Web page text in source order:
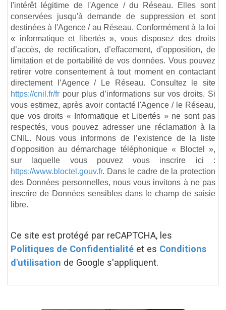
l'intérêt légitime de l'Agence / du Réseau. Elles sont
conservées jusqu'à demande de suppression et sont
destinées à l'Agence / au Réseau. Conformément à la loi
« informatique et libertés », vous disposez des droits
d’accès, de rectification, d’effacement, d’opposition, de
limitation et de portabilité de vos données. Vous pouvez
retirer votre consentement à tout moment en contactant
directement l’Agence / Le Réseau. Consultez le site
https://cnil.fr/fr pour plus d’informations sur vos droits. Si
vous estimez, après avoir contacté l'Agence / le Réseau,
que vos droits « Informatique et Libertés » ne sont pas
respectés, vous pouvez adresser une réclamation à la
CNIL. Nous vous informons de l’existence de la liste
d'opposition au démarchage téléphonique « Bloctel »,
sur laquelle vous pouvez vous inscrire ici :
https://www.bloctel.gouv.fr. Dans le cadre de la protection
des Données personnelles, nous vous invitons à ne pas
inscrire de Données sensibles dans le champ de saisie
libre.
Ce site est protégé par reCAPTCHA, les
Politiques de Confidentialité et es Conditions
d'utilisation de Google s'appliquent.